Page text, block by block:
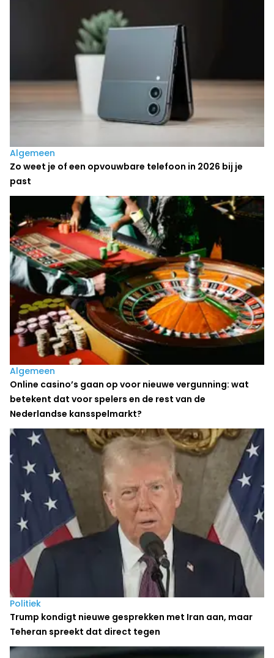
Algemeen
Zo weet je of een opvouwbare telefoon in 2026 bij je
past
Algemeen
Online casino’s gaan op voor nieuwe vergunning: wat
betekent dat voor spelers en de rest van de
Nederlandse kansspelmarkt?
Politiek
Trump kondigt nieuwe gesprekken met Iran aan, maar
Teheran spreekt dat direct tegen